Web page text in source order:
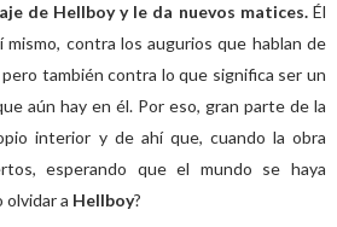
de Hellboy y le da nuevos matices.Él
contra los augurios que hablan de
también contra lo que significa ser un
aún hay en él. Por eso, gran parte de la
interior y de ahí que, cuando la obra
esperando que el mundo se haya
olvidar a Hellboy?